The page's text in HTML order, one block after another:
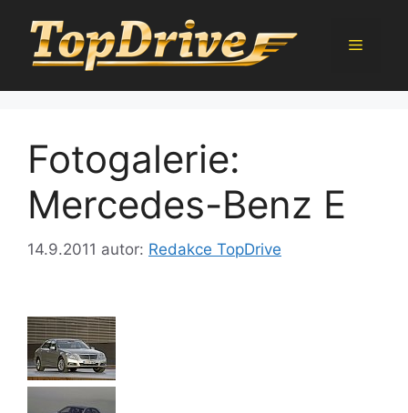
obsah
Menu
Fotogalerie:
Mercedes-Benz E
14.9.2011 autor: Redakce TopDrive